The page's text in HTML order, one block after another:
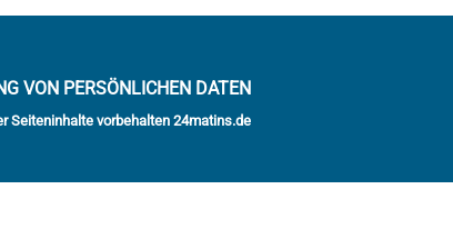
VON PERSÖNLICHEN DATEN
Seiteninhalte vorbehalten 24matins.de